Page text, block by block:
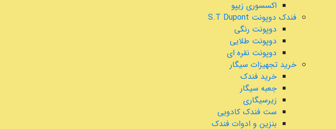
اکسسوری زیپو
فندک دوپونت S.T Dupont
دوپونت رنگی
دوپونت طلایی
دوپونت نقره ای
خرید تجهیزات سیگار
خرید فندک
جعبه سیگار
زیرسیگاری
ست فندک کادویی
بنزین و ادوات فندک